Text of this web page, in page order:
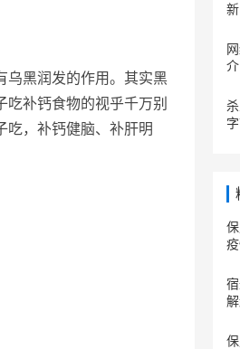
乌黑润发的作用。其实黑
补钙食物的视乎千万别
吃，补钙健脑、补肝明
新
介